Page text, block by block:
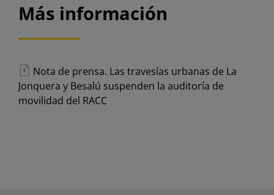
Más información
Nota de prensa. Las travesías urbanas de La
Jonquera y Besalú suspenden la auditoría de
movilidad del RACC